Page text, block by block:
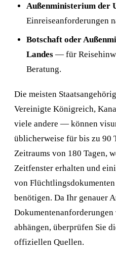
Außenministerium der
Einreiseanforderungen
Botschaft oder
Landes — für
Beratung.
Die meisten
Vereinigte Königreich,
viele andere — können
üblicherweise für bis zu 90
Zeitraums von 180 Tagen,
Zeitfenster erhalten und
von
benötigen. Da Ihr genauer
abhängen, überprüfen Sie
offiziellen Quellen.